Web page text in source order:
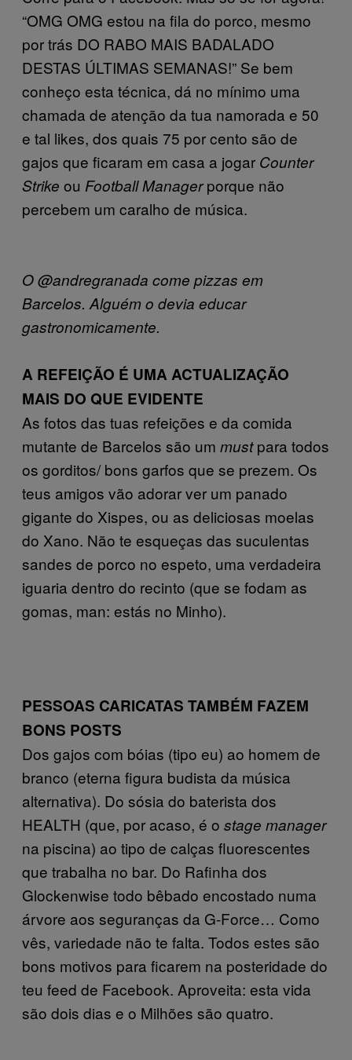
“OMG OMG estou na fila do porco, mesmo
por trás DO RABO MAIS BADALADO
DESTAS ÚLTIMAS SEMANAS!” Se bem
conheço esta técnica, dá no mínimo uma
chamada de atenção da tua namorada e 50
e tal likes, dos quais 75 por cento são de
gajos que ficaram em casa a jogar Counter
Strike ou Football Managerporque não
percebem um caralho de música.
O @andregranada come pizzas em
Barcelos. Alguém o devia educar
gastronomicamente.
A REFEIÇÃO É UMA ACTUALIZAÇÃO
MAIS DO QUE EVIDENTE
As fotos das tuas refeições e da comida
mutante de Barcelos são um mustpara todos
os gorditos/ bons garfos que se prezem. Os
teus amigos vão adorar ver um panado
gigante do Xispes, ou as deliciosas moelas
do Xano. Não te esqueças das suculentas
sandes de porco no espeto, uma verdadeira
iguaria dentro do recinto (que se fodam as
gomas, man: estás no Minho).
PESSOAS CARICATAS TAMBÉM FAZEM
BONS POSTS
Dos gajos com bóias (tipo eu) ao homem de
branco (eterna figura budista da música
alternativa). Do sósia do baterista dos
HEALTH (que, por acaso, é o stage manager
na piscina) ao tipo de calças fluorescentes
que trabalha no bar. Do Rafinha dos
Glockenwise todo bêbado encostado numa
árvore aos seguranças da G-Force… Como
vês, variedade não te falta. Todos estes são
bons motivos para ficarem na posteridade do
teu feed de Facebook. Aproveita: esta vida
são dois dias e o Milhões são quatro.